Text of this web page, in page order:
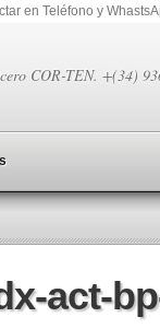
en Teléfono y
COR-TEN. +(34)
act-